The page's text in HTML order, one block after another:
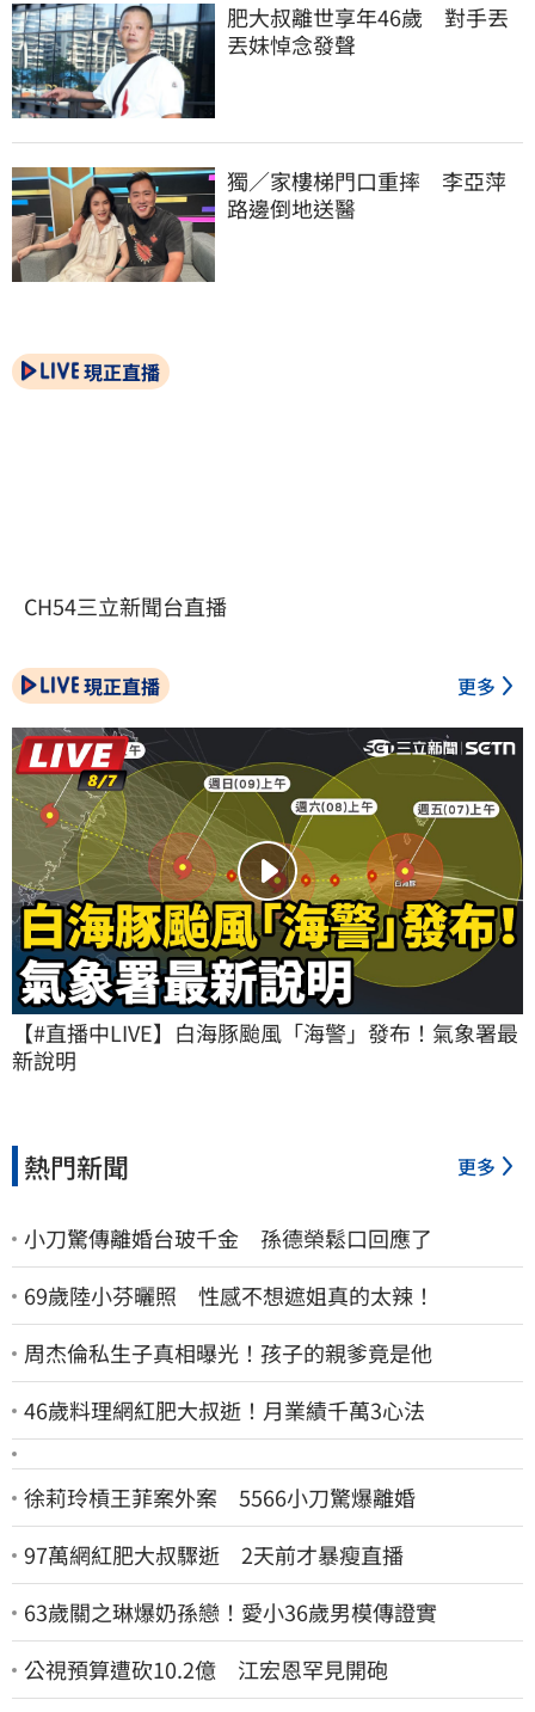
肥大叔離世享年46歲　對手丟
丟妹悼念發聲
獨／家樓梯門口重摔　李亞萍
路邊倒地送醫
現正直播
CH54三立新聞台直播
現正直播 更多
【#直播中LIVE】白海豚颱風「海警」發布！氣象署最
新說明
熱門新聞 更多
小刀驚傳離婚台玻千金 孫德榮鬆口回應了
69歲陸小芬曬照 性感不想遮姐真的太辣！
周杰倫私生子真相曝光！孩子的親爹竟是他
46歲料理網紅肥大叔逝！月業績千萬3心法
徐莉玲槓王菲案外案 5566小刀驚爆離婚
97萬網紅肥大叔驟逝 2天前才暴瘦直播
63歲關之琳爆奶孫戀！愛小36歲男模傳證實
公視預算遭砍10.2億 江宏恩罕見開砲